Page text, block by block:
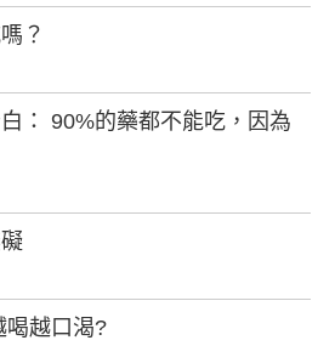
？
： 90%的藥都不能吃，因為
喝越口渴?